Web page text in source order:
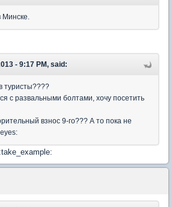
- 9:17 PM, said:
туристы????
с развальными болтами, хочу посетить
взнос 9-го??? А то пока не